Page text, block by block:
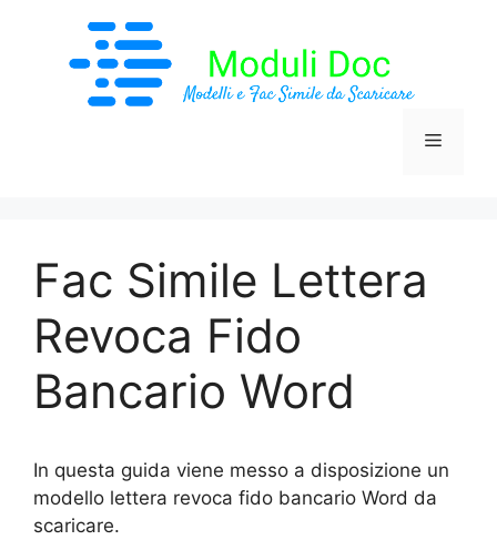
contenuto
Menu
Fac Simile Lettera
Revoca Fido
Bancario Word
In questa guida viene messo a disposizione un
modello lettera revoca fido bancario Word da
scaricare.